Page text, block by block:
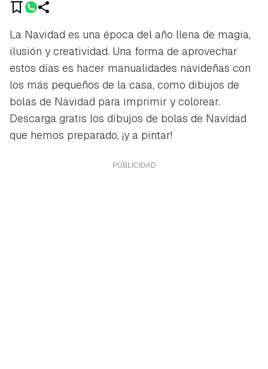
La Navidad es una época del año llena de magia,
ilusión y creatividad. Una forma de aprovechar
estos días es hacer manualidades navideñas con
los más pequeños de la casa, como dibujos de
bolas de Navidad para imprimir y colorear.
Descarga gratis los dibujos de bolas de Navidad
que hemos preparado, ¡y a pintar!